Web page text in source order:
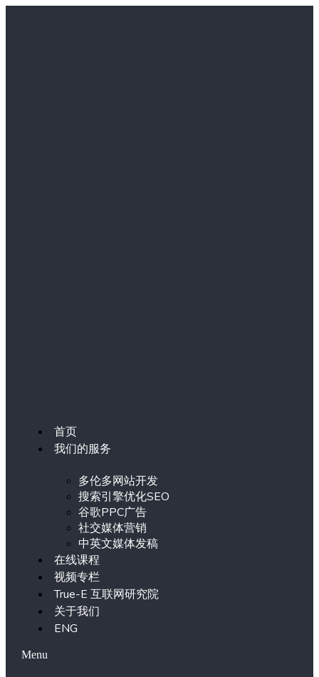
首页
我们的服务
多伦多网站开发
搜索引擎优化SEO
谷歌PPC广告
社交媒体营销
中英文媒体发稿
在线课程
视频专栏
True-E 互联网研究院
关于我们
ENG
Menu